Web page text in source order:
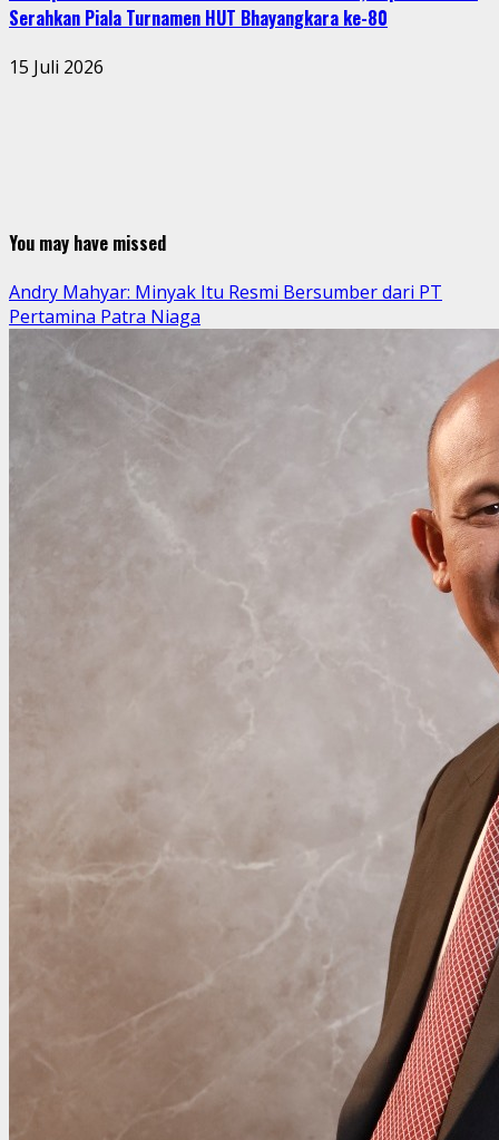
Serahkan Piala Turnamen HUT Bhayangkara ke-80
15 Juli 2026
You may have missed
Andry Mahyar: Minyak Itu Resmi Bersumber dari PT
Pertamina Patra Niaga